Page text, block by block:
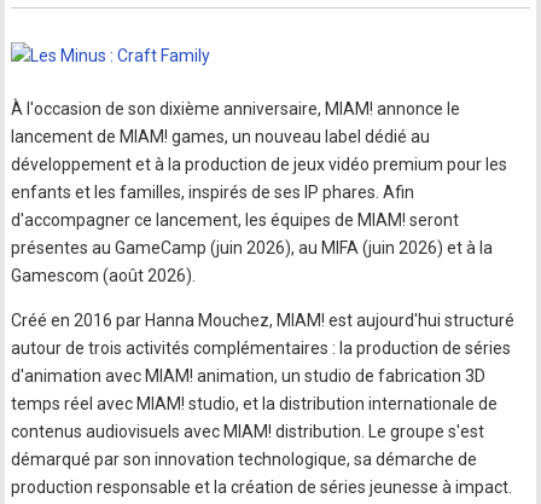
À l'occasion de son dixième anniversaire, MIAM! annonce le
lancement de MIAM! games, un nouveau label dédié au
développement et à la production de jeux vidéo premium pour les
enfants et les familles, inspirés de ses IP phares. Afin
d'accompagner ce lancement, les équipes de MIAM! seront
présentes au GameCamp (juin 2026), au MIFA (juin 2026) et à la
Gamescom (août 2026).
Créé en 2016 par Hanna Mouchez, MIAM! est aujourd'hui structuré
autour de trois activités complémentaires : la production de séries
d'animation avec MIAM! animation, un studio de fabrication 3D
temps réel avec MIAM! studio, et la distribution internationale de
contenus audiovisuels avec MIAM! distribution. Le groupe s'est
démarqué par son innovation technologique, sa démarche de
production responsable et la création de séries jeunesse à impact.